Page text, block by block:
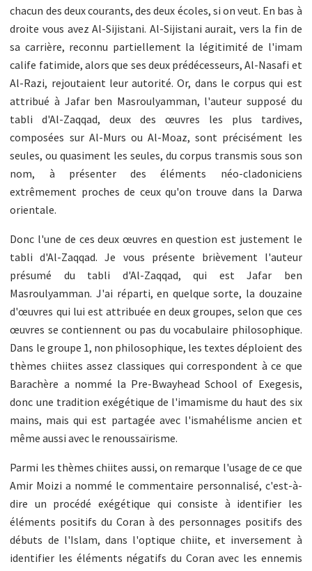
chacun des deux courants, des deux écoles, si on veut. En bas à
droite vous avez Al-Sijistani. Al-Sijistani aurait, vers la fin de
sa carrière, reconnu partiellement la légitimité de l'imam
calife fatimide, alors que ses deux prédécesseurs, Al-Nasafi et
Al-Razi, rejoutaient leur autorité. Or, dans le corpus qui est
attribué à Jafar ben Masroulyamman, l'auteur supposé du
tabli d'Al-Zaqqad, deux des œuvres les plus tardives,
composées sur Al-Murs ou Al-Moaz, sont précisément les
seules, ou quasiment les seules, du corpus transmis sous son
nom, à présenter des éléments néo-cladoniciens
extrêmement proches de ceux qu'on trouve dans la Darwa
orientale.
Donc l'une de ces deux œuvres en question est justement le
tabli d'Al-Zaqqad. Je vous présente brièvement l'auteur
présumé du tabli d'Al-Zaqqad, qui est Jafar ben
Masroulyamman. J'ai réparti, en quelque sorte, la douzaine
d'œuvres qui lui est attribuée en deux groupes, selon que ces
œuvres se contiennent ou pas du vocabulaire philosophique.
Dans le groupe 1, non philosophique, les textes déploient des
thèmes chiites assez classiques qui correspondent à ce que
Barachère a nommé la Pre-Bwayhead School of Exegesis,
donc une tradition exégétique de l'imamisme du haut des six
mains, mais qui est partagée avec l'ismahélisme ancien et
même aussi avec le renoussaïrisme.
Parmi les thèmes chiites aussi, on remarque l'usage de ce que
Amir Moizi a nommé le commentaire personnalisé, c'est-à-
dire un procédé exégétique qui consiste à identifier les
éléments positifs du Coran à des personnages positifs des
débuts de l'Islam, dans l'optique chiite, et inversement à
identifier les éléments négatifs du Coran avec les ennemis